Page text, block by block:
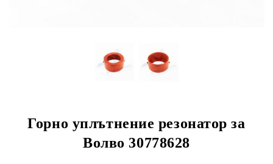
Горно уплътнение резонатор за
Волво 30778628